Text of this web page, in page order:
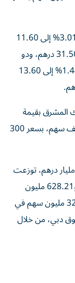
وفي سوق دبي، تراجع سهم إعمار العقارية 3.01% إلى 11.60
درهم، والإمارات دبي الوطني 1.62% إلى 31.50 درهم، ودو
0.49% إلى 12.04 درهم، وإعمار للتطوير 1.44% إلى 13.60
بقيمة
71.61 مليون درهم، على عدد 238.703 ألف سهم، بسعر 300
وبلغت قيمة التداولات في السوقين 1.81 مليار درهم، توزعت
بواقع 1.18 مليار درهم في سوق أبوظبي، و628.21 مليون
درهم في سوق دبي، كما جرى تداول 327.16 مليون سهم في
في سوق دبي، من خلال